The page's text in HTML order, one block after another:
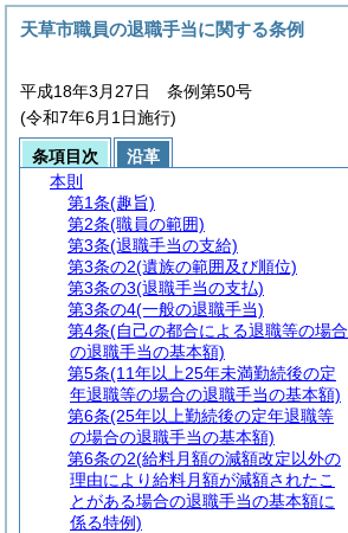
天草市職員の退職手当に関する条例
平成18年3月27日 条例第50号
(令和7年6月1日施行)
条項目次
沿革
本則
第1条(趣旨)
第2条(職員の範囲)
第3条(退職手当の支給)
第3条の2(遺族の範囲及び順位)
第3条の3(退職手当の支払)
第3条の4(一般の退職手当)
第4条(自己の都合による退職等の場合
の退職手当の基本額)
第5条(11年以上25年未満勤続後の定
年退職等の場合の退職手当の基本額)
第6条(25年以上勤続後の定年退職等
の場合の退職手当の基本額)
第6条の2(給料月額の減額改定以外の
理由により給料月額が減額されたこ
とがある場合の退職手当の基本額に
係る特例)